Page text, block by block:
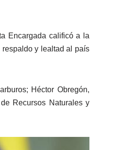
Encargada calificó a la
y lealtad al país
Héctor Obregón,
Recursos Naturales y